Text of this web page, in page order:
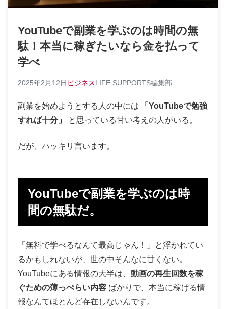
YouTubeで副業を学ぶのは時間の無
駄！本当に稼ぎたいなら金を払って
学べ
2025年2月12日 ビジネスLIFE SUPPORTS編集部
副業を始めようとする人の中には
「YouTubeで勉強
すれば十分」
と思っている甘い考えの人がいる。
だが、ハッキリ言います。
YouTubeで副業を学ぶのは時
間の無駄だ。
「無料で学べるなんて最高じゃん！」と浮かれてい
るかもしれないが、世の中そんなに甘くない。
YouTubeにある情報の大半は、 動画の再生回数を稼
ぐための薄っぺらい内容 ばかりで、本当に稼げる情
報なんてほとんど存在しないんです。